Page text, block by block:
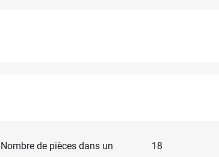
Nombre de pièces dans un
18